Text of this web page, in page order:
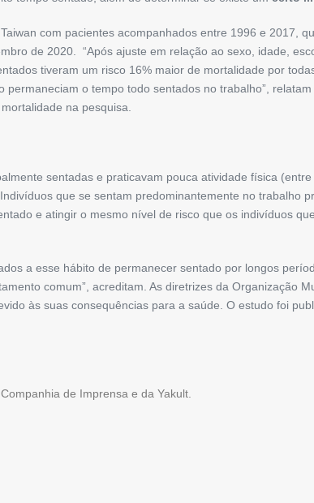
com pacientes acompanhados entre 1996 e 2017,
de 2020. “Após ajuste em relação ao sexo, idade,
tiveram um risco 16% maior de mortalidade por
o tempo todo sentados no trabalho”,
na pesquisa.
sentadas e praticavam pouca atividade física
que se sentam predominantemente no trabalho
e atingir o mesmo nível de risco que os indivíduos
a esse hábito de permanecer sentado por longos
comum”, acreditam. As diretrizes da Organização
às suas consequências para a saúde. O estudo foi
de Imprensa e da Yakult.